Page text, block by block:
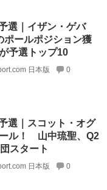
選｜イザン・ゲバ
ポールポジション獲
予選トップ10
日本版 0
選｜スコット・オグ
ル！ 山中琉聖、Q2
スタート
日本版 0